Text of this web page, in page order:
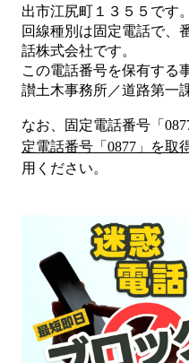
出市江尻町１３５５ です。
回線種別は固定電話で、
話株式会社です。
この電話番号を保有する
讃土木事務所／道路第一
なお、固定電話番号「
定電話番号「 0877 」を取
用ください。